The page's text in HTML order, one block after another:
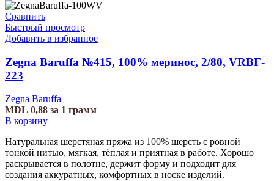
Сравнить
Быстрый просмотр
Добавить в избранное
Zegna Baruffa №415, 100% меринос, 2/80, VRBF-
223
Zegna Baruffa
MDL 0,88 за 1 грамм
В корзину
Натуральная шерстяная пряжа из 100% шерсть с ровной
тонкой нитью, мягкая, тёплая и приятная в работе. Хорошо
раскрывается в полотне, держит форму и подходит для
создания аккуратных, комфортных в носке изделий.